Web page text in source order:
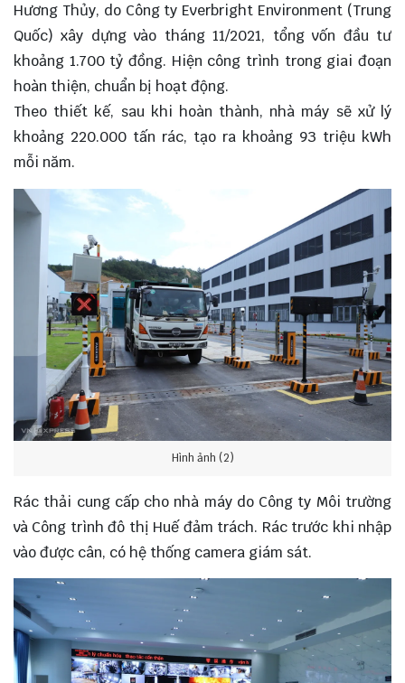
Hương Thủy, do Công ty Everbright Environment (Trung
Quốc) xây dựng vào tháng 11/2021, tổng vốn đầu tư
khoảng 1.700 tỷ đồng. Hiện công trình trong giai đoạn
hoàn thiện, chuẩn bị hoạt động.
Theo thiết kế, sau khi hoàn thành, nhà máy sẽ xử lý
khoảng 220.000 tấn rác, tạo ra khoảng 93 triệu kWh
mỗi năm.
Hình ảnh (2)
Rác thải cung cấp cho nhà máy do Công ty Môi trường
và Công trình đô thị Huế đảm trách. Rác trước khi nhập
vào được cân, có hệ thống camera giám sát.